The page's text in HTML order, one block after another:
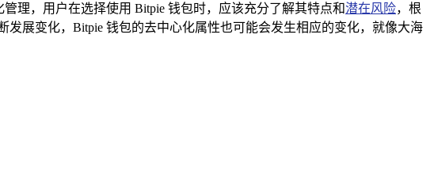
理，用户在选择使用 Bitpie 钱包时，应该充分了解其特点和潜在风险，根
展变化，Bitpie 钱包的去中心化属性也可能会发生相应的变化，就像大海